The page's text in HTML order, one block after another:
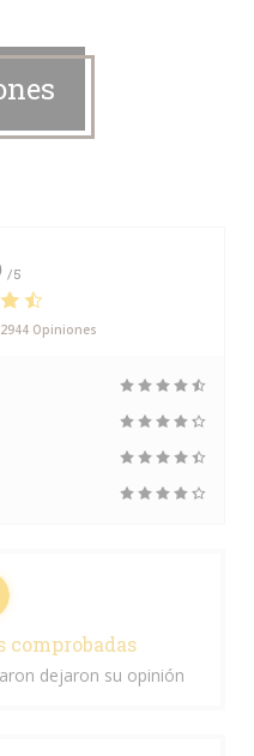
/5
2944 Opiniones
comprobadas
dejaron su opinión